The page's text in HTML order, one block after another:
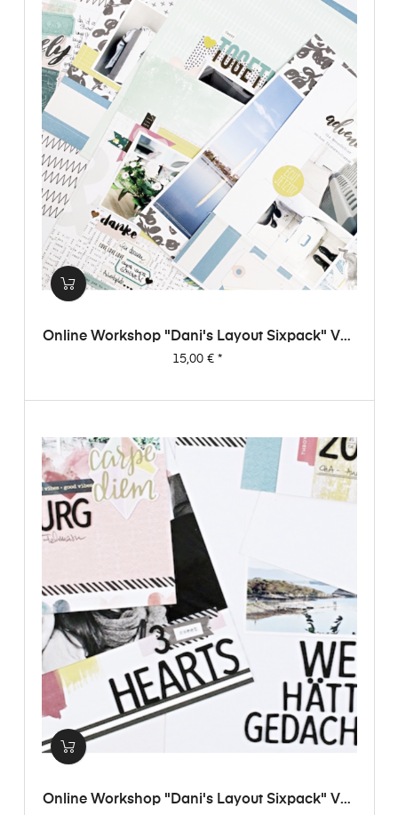
Online Workshop "Dani's Layout Sixpack" Vol.
3
Preis
15,00 €*
Online Workshop "Dani's Layout Sixpack" Vol.